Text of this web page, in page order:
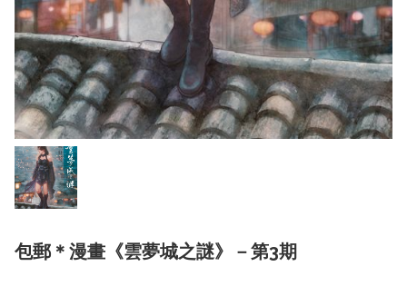
包郵＊漫畫《雲夢城之謎》－第3期